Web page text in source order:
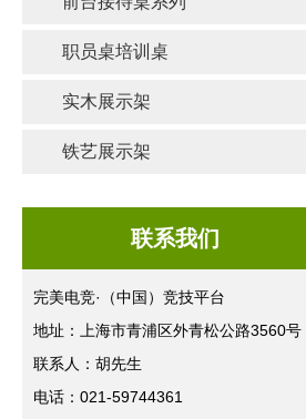
职员桌培训桌
实木展示架
铁艺展示架
联系我们
完美电竞·（中国）竞技平台
地址：上海市青浦区外青松公路3560号
联系人：胡先生
电话：021-59744361